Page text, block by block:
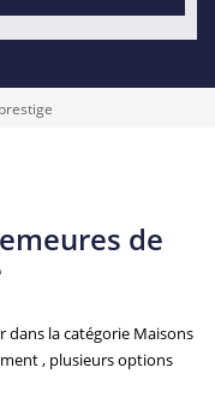
de
dans la catégorie Maisons
, plusieurs options